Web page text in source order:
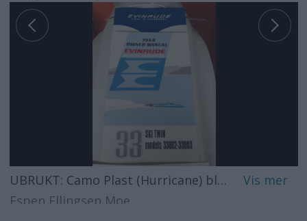
Logg inn
UBRUKT: Camo Plast (Hurricane) ble solgt til entusiast. Den ble nylig funnet urørt i svigerfars garasje.
Espen Ellingsen Moe